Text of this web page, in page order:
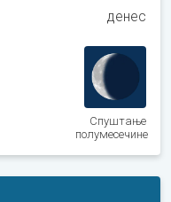
денес
Спуштање
полумесечине